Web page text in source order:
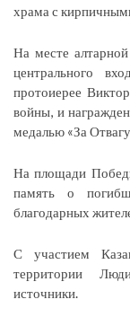
храма с
На месте
центрального
протоиерее
войны, и
медалью «За
На площади
память о
благодарных
С участием
территории
источники.